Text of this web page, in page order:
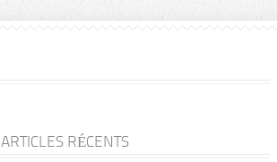
ARTICLES RÉCENTS